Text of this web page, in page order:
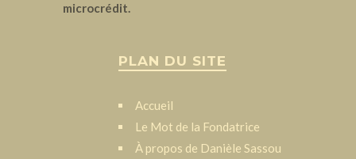
microcrédit.
PLAN DU SITE
Accueil
Le Mot de la Fondatrice
À propos de Danièle Sassou